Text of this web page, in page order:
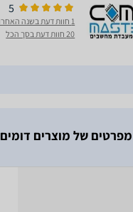
5
1 חוות דעת בשנה האחרונה
20 חוות דעת בסך הכל
של מוצרים דומים